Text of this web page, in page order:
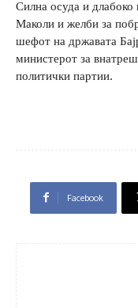
Силна осуда и длабоко
Маколи и желби за
шефот на државата
министерот за
политички партии.
Facebook